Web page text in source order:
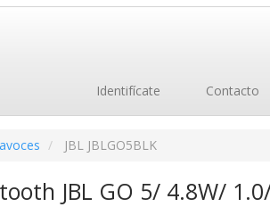
Identifícate Contacto
JBL JBLGO5BLK
JBL GO 5/ 4.8W/